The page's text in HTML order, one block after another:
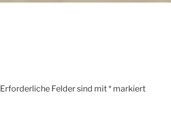
Erforderliche Felder sind mit* markiert